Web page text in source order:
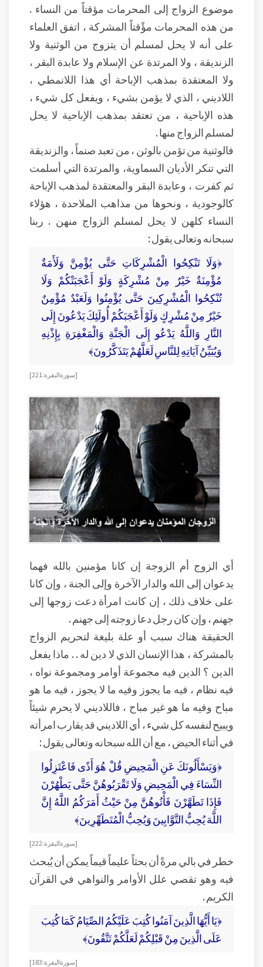
موضوع الزواج إلى المحرمات مؤقتاً من النساء .
من هذه المحرمات مؤًقتاً المشركة ، اتفق العلماء
على أنه لا يحل لمسلم أن يتزوج من الوثنية ولا
الزنديقة ، ولا المرتدة عن الإسلام ولا عابدة البقر ،
ولا المعتقدة بمذهب الإباحة أي هذا اللانمطي ،
اللاديني ، الذي لا يؤمن بشيء ، ويفعل كل شيء ،
هذه الإباحية ، من تعتقد بمذهب الإباحية لا يحل
لمسلم الزواج منها .
فالوثنية من تؤمن بالوثن ، من تعبد صنماً ، والزنديقة
التي تنكر الأديان السماوية، والمرتدة التي أسلمت
ثم كفرت ، وعابدة البقر والمعتقدة لمذهب الإباحة
كالوجودية ، ونحوها من مذاهب الملاحدة ، هؤلاء
النساء كلهن لا يحل لمسلم الزواج منهن . ربنا
سبحانه وتعالى يقول :
﴿وَلَا تَنْكِحُوا الْمُشْرِكَاتِ حَتَّى يُؤْمِنَّ وَلَأَمَةٌ
مُؤْمِنَةٌ خَيْرٌ مِنْ مُشْرِكَةٍ وَلَوْ أَعْجَبَتْكُمْ وَلَا
تُنْكِحُوا الْمُشْرِكِينَ حَتَّى يُؤْمِنُوا وَلَعَبْدٌ مُؤْمِنٌ
خَيْرٌ مِنْ مُشْرِكٍ وَلَوْ أَعْجَبَكُمْ أُولَئِكَ يَدْعُونَ إِلَى
النَّارِ وَاللَّهُ يَدْعُو إِلَى الْجَنَّةِ وَالْمَغْفِرَةِ بِإِذْنِهِ
وَيُبَيِّنُ آيَاتِهِ لِلنَّاسِ لَعَلَّهُمْ يَتَذَكَّرُونَ﴾
[سورة البقرة : 221]
أي الزوج أم الزوجة إن كانا مؤمنين بالله فهما
يدعوان إلى الله والدار الآخرة وإلى الجنة ، وإن كانا
على خلاف ذلك ، إن كانت امرأة دعت زوجها إلى
جهنم ، وإن كان رجل دعا زوجته إلى جهنم .
الحقيقة هناك سبب أو علة بليغة لتحريم الزواج
بالمشركة ، هذا الإنسان الذي لا دين له . . ماذا يفعل
الدين ؟ الدين فيه مجموعة أوامر ومجموعة نواه ،
فيه نظام ، فيه ما يجوز وفيه ما لا يجوز ، فيه ما هو
مباح وفيه ما هو غير مباح ، فاللاديني لا يحرم شيئاً
ويبيح لنفسه كل شيء ، أي اللاديني قد يقارب امرأته
في أثناء الحيض ، مع أن الله سبحانه وتعالى يقول :
﴿وَيَسْأَلُونَكَ عَنِ الْمَحِيضِ قُلْ هُوَ أَذًى فَاعْتَزِلُوا
النِّسَاءَ فِي الْمَحِيضِ وَلَا تَقْرَبُوهُنَّ حَتَّى يَطْهُرْنَ
فَإِذَا تَطَهَّرْنَ فَأْتُوهُنَّ مِنْ حَيْثُ أَمَرَكُمُ اللَّهُ إِنَّ
اللَّهَ يُحِبُّ التَّوَّابِينَ وَيُحِبُّ الْمُتَطَهِّرِينَ﴾
[سورة البقرة : 222]
خطر في بالي مرةً أن بحثاً عليماً قيماً يمكن أن يُبحث
فيه وهو تقصي علل الأوامر والنواهي في القرآن
الكريم .
﴿يَا أَيُّهَا الَّذِينَ آمَنُوا كُتِبَ عَلَيْكُمُ الصِّيَامُ كَمَا كُتِبَ
عَلَى الَّذِينَ مِنْ قَبْلِكُمْ لَعَلَّكُمْ تَتَّقُونَ﴾
[سورة البقرة : 183]